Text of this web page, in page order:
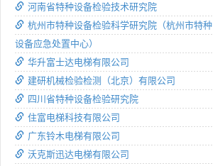
河南省特种设备检验技术研究院
杭州市特种设备检验科学研究院（杭州市特种
设备应急处置中心）
华升富士达电梯有限公司
建研机械检验检测（北京）有限公司
四川省特种设备检验研究院
住富电梯科技有限公司
广东铃木电梯有限公司
沃克斯迅达电梯有限公司